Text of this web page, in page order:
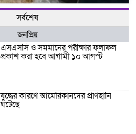
সর্বশেষ
জনপ্রিয়
এসএসসি ও সমমানের পরীক্ষার ফলাফল
প্রকাশ করা হবে আগামী ১০ আগস্ট
যুদ্ধের কারণে আমেরিকানদের প্রাণহানি
ঘটেছে